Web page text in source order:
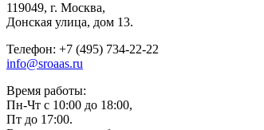
119049, г. Москва,
Донская улица, дом 13.
Телефон: +7 (495) 734-22-22
info@sroaas.ru
Время работы:
Пн-Чт с 10:00 до 18:00,
Пт до 17:00.